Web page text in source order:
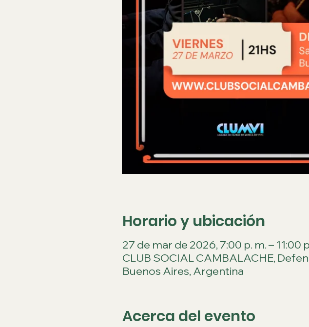
Horario y ubicación
27 de mar de 2026, 7:00 p. m. – 11:00
CLUB SOCIAL CAMBALACHE,
Buenos Aires, Argentina
Acerca del evento